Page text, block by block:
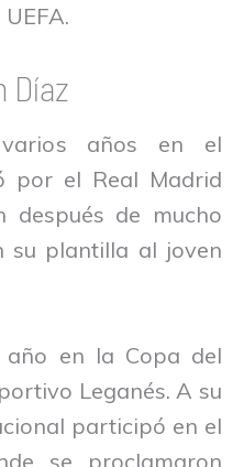
Díaz
años en el
por el Real Madrid
después de mucho
su plantilla al joven
año en la Copa del
Leganés. A su
participó en el
se proclamaron